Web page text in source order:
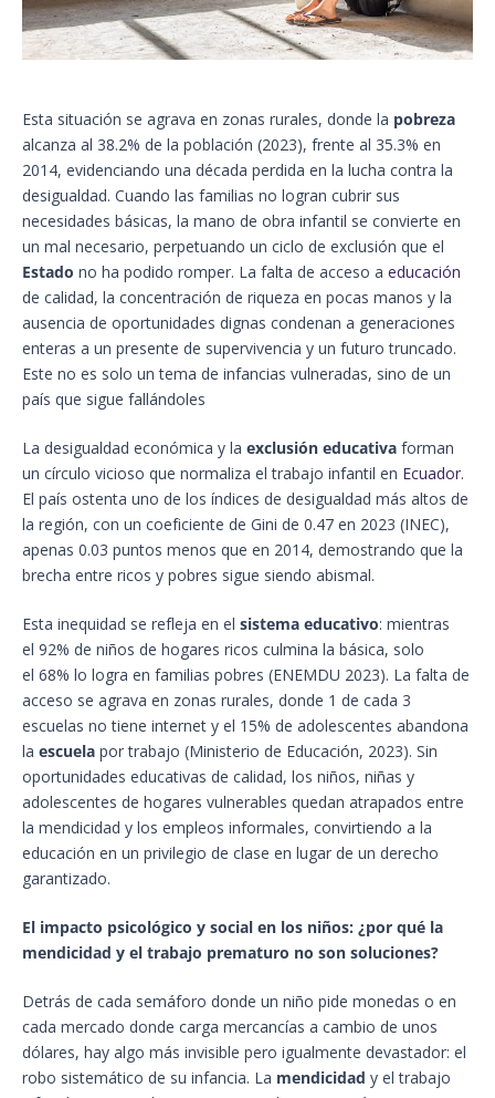
Esta situación se agrava en zonas rurales, donde la pobreza
alcanza al 38.2% de la población (2023), frente al 35.3% en
2014, evidenciando una década perdida en la lucha contra la
desigualdad. Cuando las familias no logran cubrir sus
necesidades básicas, la mano de obra infantil se convierte en
un mal necesario, perpetuando un ciclo de exclusión que el
Estado no ha podido romper. La falta de acceso a educación
de calidad, la concentración de riqueza en pocas manos y la
ausencia de oportunidades dignas condenan a generaciones
enteras a un presente de supervivencia y un futuro truncado.
Este no es solo un tema de infancias vulneradas, sino de un
país que sigue fallándoles
La desigualdad económica y la exclusión educativa forman
un círculo vicioso que normaliza el trabajo infantil en Ecuador.
El país ostenta uno de los índices de desigualdad más altos de
la región, con un coeficiente de Gini de 0.47 en 2023 (INEC),
apenas 0.03 puntos menos que en 2014, demostrando que la
brecha entre ricos y pobres sigue siendo abismal.
Esta inequidad se refleja en el sistema educativo: mientras
el 92% de niños de hogares ricos culmina la básica, solo
el 68% lo logra en familias pobres (ENEMDU 2023). La falta de
acceso se agrava en zonas rurales, donde 1 de cada 3
escuelas no tiene internet y el 15% de adolescentes abandona
la escuela por trabajo (Ministerio de Educación, 2023). Sin
oportunidades educativas de calidad, los niños, niñas y
adolescentes de hogares vulnerables quedan atrapados entre
la mendicidad y los empleos informales, convirtiendo a la
educación en un privilegio de clase en lugar de un derecho
garantizado.
El impacto psicológico y social en los niños: ¿por qué la
mendicidad y el trabajo prematuro no son soluciones?
Detrás de cada semáforo donde un niño pide monedas o en
cada mercado donde carga mercancías a cambio de unos
dólares, hay algo más invisible pero igualmente devastador: el
robo sistemático de su infancia. La mendicidad y el trabajo